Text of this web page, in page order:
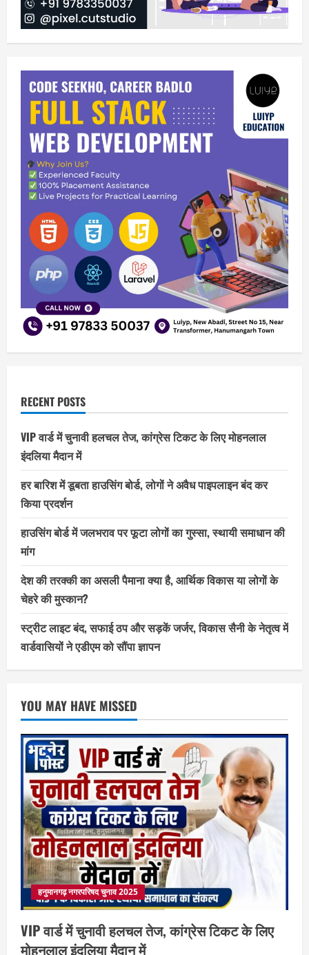
RECENT POSTS
VIP वार्ड में चुनावी हलचल तेज, कांग्रेस टिकट के लिए मोहनलाल
इंदलिया मैदान में
हर बारिश में डूबता हाउसिंग बोर्ड, लोगों ने अवैध पाइपलाइन बंद कर
किया प्रदर्शन
हाउसिंग बोर्ड में जलभराव पर फूटा लोगों का गुस्सा, स्थायी समाधान की
मांग
देश की तरक्की का असली पैमाना क्या है, आर्थिक विकास या लोगों के
चेहरे की मुस्कान?
स्ट्रीट लाइट बंद, सफाई ठप और सड़कें जर्जर, विकास सैनी के नेतृत्व में
वार्डवासियों ने एडीएम को सौंपा ज्ञापन
YOU MAY HAVE MISSED
हनुमानगढ़ नगरपरिषद चुनाव 2025
VIP वार्ड में चुनावी हलचल तेज, कांग्रेस टिकट के लिए
मोहनलाल इंदलिया मैदान में